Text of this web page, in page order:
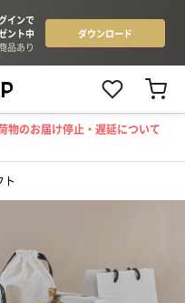
物のお届け停止・遅延について
ト